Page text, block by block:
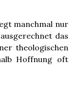
manchmal nur
das
theologischen
Hoffnung oft